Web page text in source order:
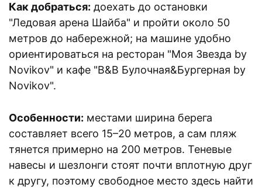
Как добраться: доехать до остановки
"Ледовая арена Шайба" и пройти около 50
метров до набережной; на машине удобно
ориентироваться на ресторан "Моя Звезда by
Novikov" и кафе "B&B Булочная&Бургерная by
Novikov".
Особенности: местами ширина берега
составляет всего 15–20 метров, а сам пляж
тянется примерно на 200 метров. Теневые
навесы и шезлонги стоят почти вплотную друг
к другу, поэтому свободное место здесь найти